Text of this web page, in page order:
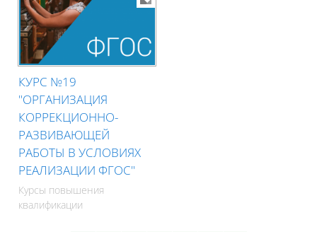
КУРС №19
"ОРГАНИЗАЦИЯ
КОРРЕКЦИОННО-
РАЗВИВАЮЩЕЙ
РАБОТЫ В УСЛОВИЯХ
РЕАЛИЗАЦИИ ФГОС"
Курсы повышения
квалификации